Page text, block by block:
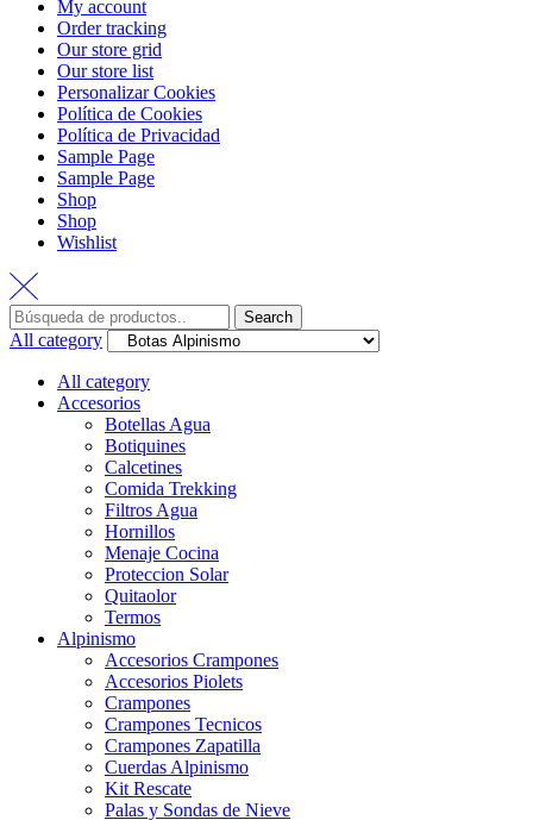
My account
Order tracking
Our store grid
Our store list
Personalizar Cookies
Política de Cookies
Política de Privacidad
Sample Page
Sample Page
Shop
Shop
Wishlist
Search
All category
All category
Accesorios
Botellas Agua
Botiquines
Calcetines
Comida Trekking
Filtros Agua
Hornillos
Menaje Cocina
Proteccion Solar
Quitaolor
Termos
Alpinismo
Accesorios Crampones
Accesorios Piolets
Crampones
Crampones Tecnicos
Crampones Zapatilla
Cuerdas Alpinismo
Kit Rescate
Palas y Sondas de Nieve